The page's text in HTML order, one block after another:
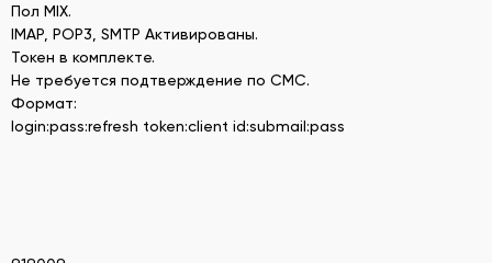
Пол MIX.
IMAP, POP3, SMTP Активированы.
Токен в комплекте.
Не требуется подтверждение по СМС.
Формат:
login:pass:refresh token:client id:submail:pass